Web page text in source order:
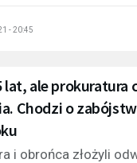
- 20:45
lat, ale prokuratura
Chodzi o
i obrońca złożyli